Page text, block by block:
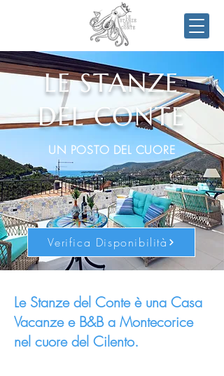
LE STANZE
DEL CONTE
UN POSTO DEL CUORE
Verifica Disponibilità
Le Stanze del Conte è una Casa
Vacanze e B&B a Montecorice
nel cuore del Cilento.